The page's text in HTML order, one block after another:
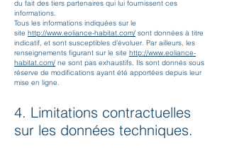
du fait des tiers partenaires qui lui fournissent ces
informations.
Tous les informations indiquées sur le
site http://www.eoliance-habitat.com/ sont données à titre
indicatif, et sont susceptibles d’évoluer. Par ailleurs, les
renseignements figurant sur le site http://www.eoliance-
habitat.com/ ne sont pas exhaustifs. Ils sont donnés sous
réserve de modifications ayant été apportées depuis leur
mise en ligne.
4. Limitations contractuelles
sur les données techniques.